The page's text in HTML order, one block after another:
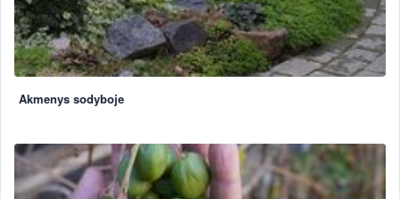
Akmenys sodyboje